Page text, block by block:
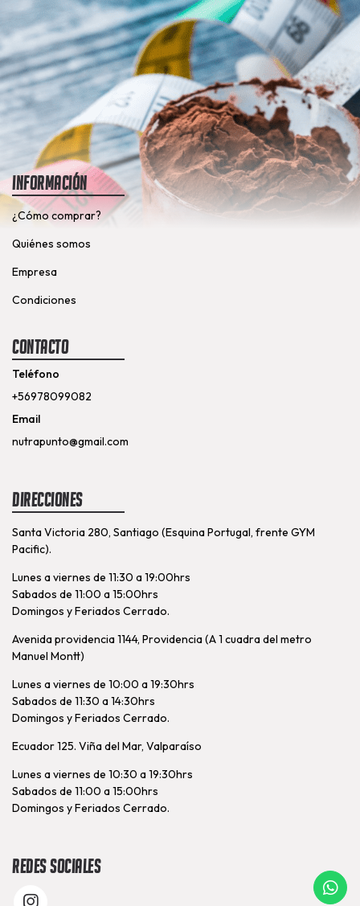
Información
¿Cómo comprar?
Quiénes somos
Empresa
Condiciones
Contacto
Teléfono
+56978099082
Email
nutrapunto@gmail.com
Direcciones
Santa Victoria 280, Santiago (Esquina Portugal, frente GYM
Pacific).
Lunes a viernes de 11:30 a 19:00hrs
Sabados de 11:00 a 15:00hrs
Domingos y Feriados Cerrado.
Avenida providencia 1144, Providencia (A 1 cuadra del metro
Manuel Montt)
Lunes a viernes de 10:00 a 19:30hrs
Sabados de 11:30 a 14:30hrs
Domingos y Feriados Cerrado.
Ecuador 125. Viña del Mar, Valparaíso
Lunes a viernes de 10:30 a 19:30hrs
Sabados de 11:00 a 15:00hrs
Domingos y Feriados Cerrado.
Redes Sociales